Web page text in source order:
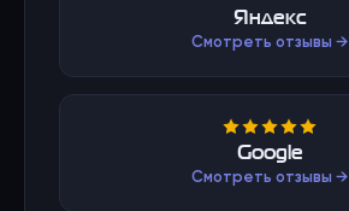
Яндекс
Смотреть отзывы →
Google
Смотреть отзывы →